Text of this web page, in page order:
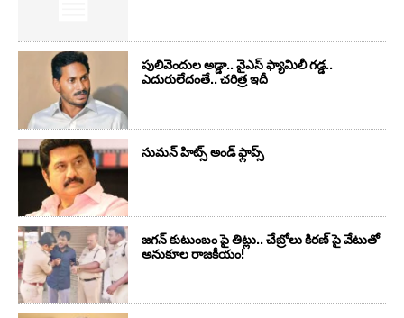
పులివెందుల అడ్డా.. వైఎస్ ఫ్యామిలీ గడ్డ..
ఎదురులేదంతే.. చరిత్ర ఇదీ
సుమ‌న్ హిట్స్ అండ్ ఫ్లాప్స్‌
జగన్ కుటుంబం పై తిట్లు.. చేబ్రోలు కిరణ్ పై వేటుతో
అనుకూల రాజకీయం!